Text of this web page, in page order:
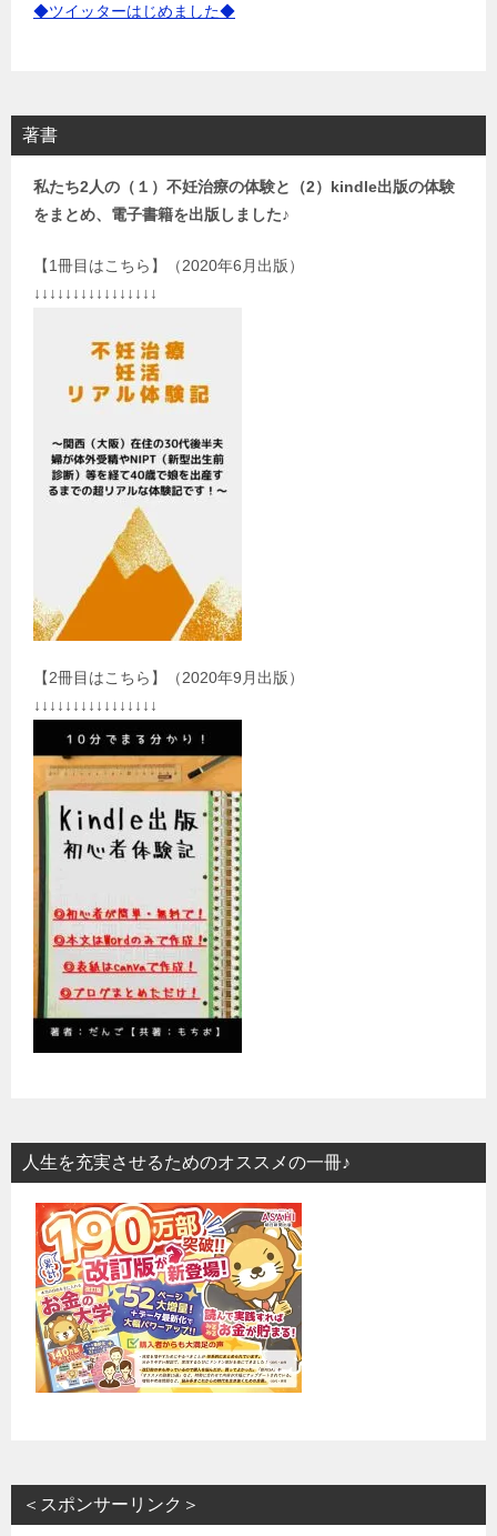
◆ツイッターはじめました◆
著書
私たち2人の（１）不妊治療の体験と（2）kindle出版の体験
をまとめ、電子書籍を出版しました♪
【1冊目はこちら】（2020年6月出版）
↓↓↓↓↓↓↓↓↓↓↓↓↓↓↓↓
【2冊目はこちら】（2020年9月出版）
↓↓↓↓↓↓↓↓↓↓↓↓↓↓↓↓
人生を充実させるためのオススメの一冊♪
＜スポンサーリンク＞